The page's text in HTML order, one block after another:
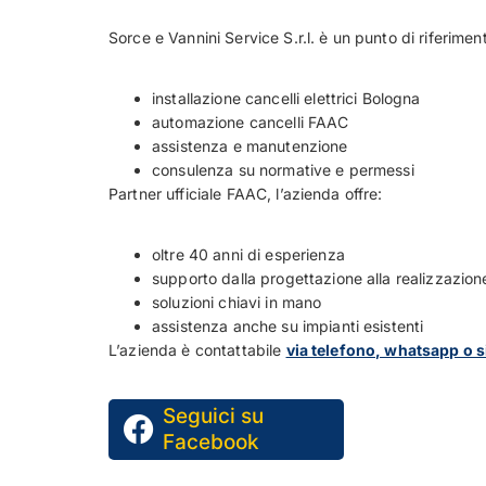
Sorce e Vannini Service S.r.l. è un punto di
installazione cancelli elettrici Bologna
automazione cancelli FAAC
assistenza e manutenzione
consulenza su normative e permessi
Partner ufficiale FAAC, l’azienda offre:
oltre 40 anni di esperienza
supporto dalla progettazione alla
soluzioni chiavi in mano
assistenza anche su impianti esistenti
L’azienda è contattabile via telefono, whatsapp o
Seguici su
Facebook